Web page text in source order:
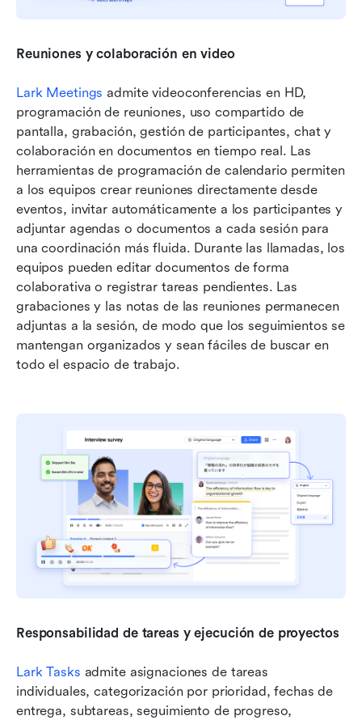
Reuniones y colaboración en video
Lark Meetings admite videoconferencias en HD,
programación de reuniones, uso compartido de
pantalla, grabación, gestión de participantes, chat y
colaboración en documentos en tiempo real. Las
herramientas de programación de calendario permiten
a los equipos crear reuniones directamente desde
eventos, invitar automáticamente a los participantes y
adjuntar agendas o documentos a cada sesión para
una coordinación más fluida. Durante las llamadas, los
equipos pueden editar documentos de forma
colaborativa o registrar tareas pendientes. Las
grabaciones y las notas de las reuniones permanecen
adjuntas a la sesión, de modo que los seguimientos se
mantengan organizados y sean fáciles de buscar en
todo el espacio de trabajo.
Responsabilidad de tareas y ejecución de proyectos
Lark Tasks admite asignaciones de tareas
individuales, categorización por prioridad, fechas de
entrega, subtareas, seguimiento de progreso,